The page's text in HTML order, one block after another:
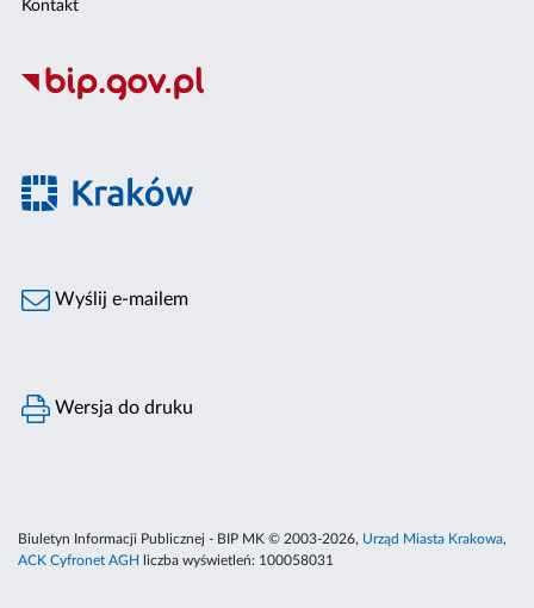
Kontakt
Wyślij e-mailem
Wersja do druku
Biuletyn Informacji Publicznej - BIP MK © 2003-2026, Urząd Miasta Krakowa,
ACK Cyfronet AGH
liczba wyświetleń: 100058031